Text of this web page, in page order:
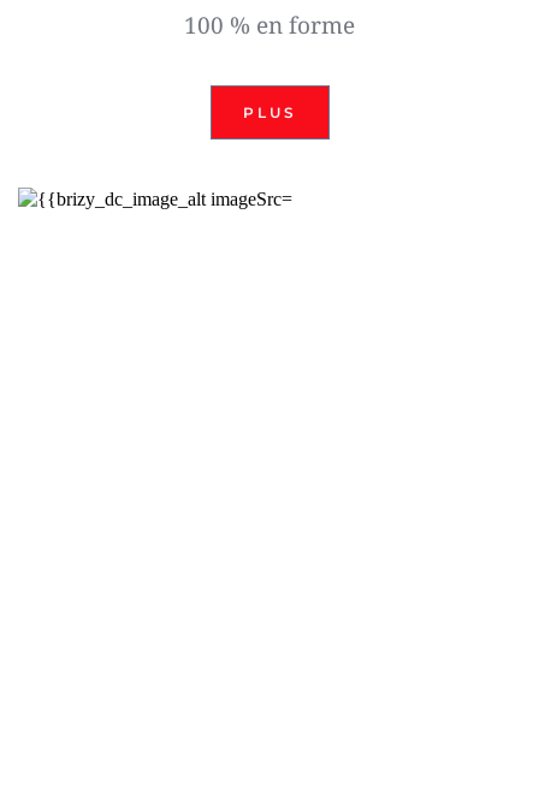
100 % en forme
PLUS